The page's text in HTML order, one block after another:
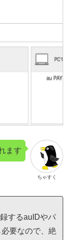
ちゃすく
ます
するauIDやパ
要なので、絶